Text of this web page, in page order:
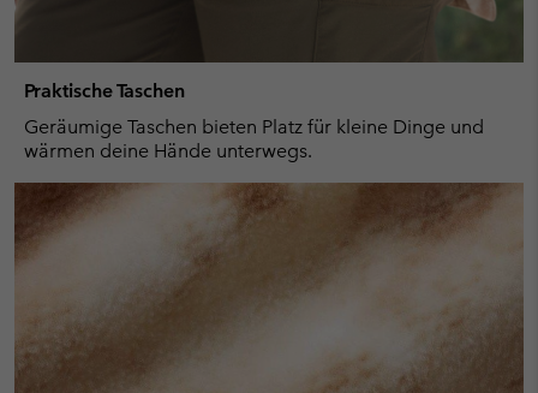
Praktische Taschen
Geräumige Taschen bieten Platz für kleine Dinge und
wärmen deine Hände unterwegs.